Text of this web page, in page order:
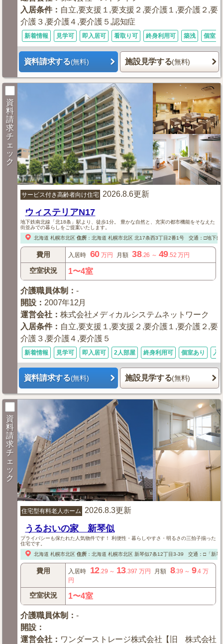
入居条件： 自立,要支援１,要支援２,要介護１,要介護２,要
介護３,要介護４,要介護５,認知症
新着情報 見学可 即入居可 看取り可 終身利用可 築浅 個室あ
資料請求する(無料) 施設見学する(無料)
資
料
請
求
チ
ェ
ッ
ク
サービス付き高齢者向け住宅 2026.8.6更新
ウィステリアN17
地下鉄南北線「北18条」駅より、徒歩1分。 豊かな自然と、充実の都市機能をそなえた
街並みでの暮らしをご提案いたします。
北海道 札幌市北区 住所： 北海道 札幌市北区北17条西3丁目2番1号 交通：□地下鉄
費用 入居時 60 万円 月額 38.26 ～ 49 .52 万円
空室状況 1〜4室
介護職員体制 ：-
開設 ： 2007年12月
運営会社 ：株式会社メディカルシステムネットワーク
入居条件： 自立,要支援１,要支援２,要介護１,要介護２,要
介護３,要介護４,要介護５
新着情報 見学可 即入居可 2人部屋 終身利用可 個室あり 入
資料請求する(無料) 施設見学する(無料)
資
料
請
求
チ
ェ
ッ
ク
住宅型有料老人ホーム 2026.8.3更新
うるおいの家 新琴似
プライバシーも保たれた人気物件です！ 利便性・暮らしやすさ・明るさの三拍子揃った
住宅です。
北海道 札幌市北区 住所： 北海道 札幌市北区新琴似7条12丁目3-39 交通：□「新琴
費用 入居時 12.29 ～ 13.397 万円 月額 8.39 ～ 9.4 万
円
空室状況 1〜4室
介護職員体制 ：-
開設 ：
運営会社 ： ワンダーストレージ株式会社【旧 株式会社